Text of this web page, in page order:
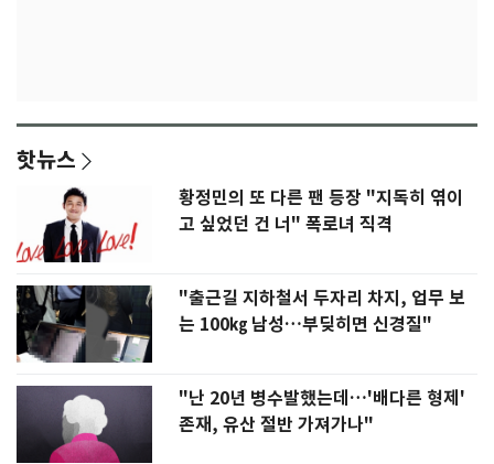
핫뉴스
황정민의 또 다른 팬 등장 "지독히 엮이
고 싶었던 건 너" 폭로녀 직격
"출근길 지하철서 두자리 차지, 업무 보
는 100㎏ 남성…부딪히면 신경질"
"난 20년 병수발했는데…'배다른 형제'
존재, 유산 절반 가져가나"